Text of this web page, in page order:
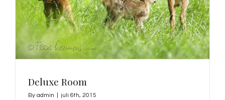
Deluxe Room
By admin juli 6th, 2015